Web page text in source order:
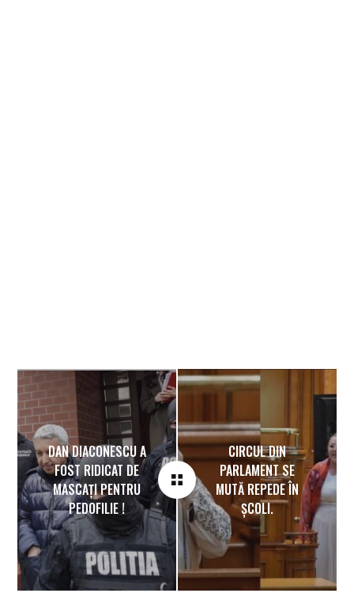
DAN DIACONESCU A
FOST RIDICAT DE
MASCAȚI PENTRU
PEDOFILIE !
CIRCUL DIN
PARLAMENT SE
MUTĂ REPEDE ÎN
ȘCOLI.